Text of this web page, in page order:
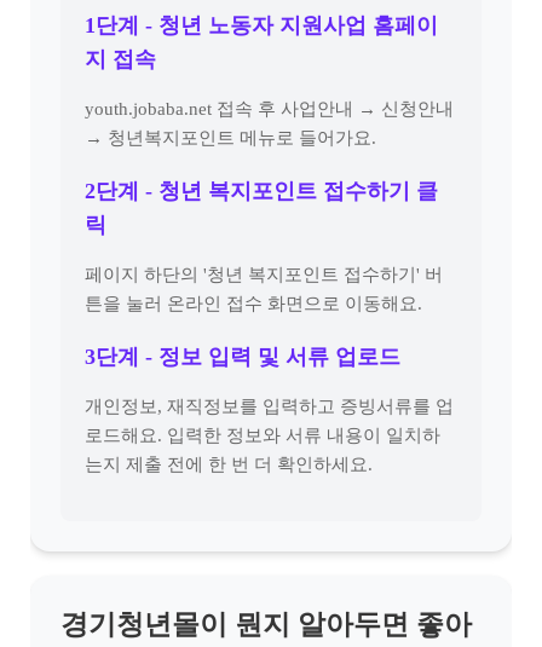
1단계 - 청년 노동자 지원사업 홈페이
지 접속
youth.jobaba.net 접속 후 사업안내 → 신청안내
→ 청년복지포인트 메뉴로 들어가요.
2단계 - 청년 복지포인트 접수하기 클
릭
페이지 하단의 '청년 복지포인트 접수하기' 버
튼을 눌러 온라인 접수 화면으로 이동해요.
3단계 - 정보 입력 및 서류 업로드
개인정보, 재직정보를 입력하고 증빙서류를 업
로드해요. 입력한 정보와 서류 내용이 일치하
는지 제출 전에 한 번 더 확인하세요.
경기청년몰이 뭔지 알아두면 좋아